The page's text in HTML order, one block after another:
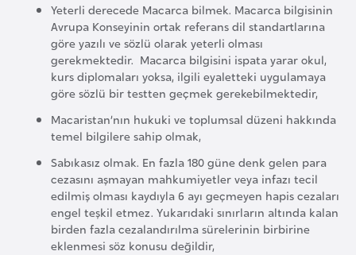
Yeterli derecede Macarca bilmek. Macarca bilgisinin
Avrupa Konseyinin ortak referans dil standartlarına
göre yazılı ve sözlü olarak yeterli olması
gerekmektedir. Macarca bilgisini ispata yarar okul,
kurs diplomaları yoksa, ilgili eyaletteki uygulamaya
göre sözlü bir testten geçmek gerekebilmektedir,
Macaristan’nın hukuki ve toplumsal düzeni hakkında
temel bilgilere sahip olmak,
Sabıkasız olmak. En fazla 180 güne denk gelen para
cezasını aşmayan mahkumiyetler veya infazı tecil
edilmiş olması kaydıyla 6 ayı geçmeyen hapis cezaları
engel teşkil etmez. Yukarıdaki sınırların altında kalan
birden fazla cezalandırılma sürelerinin birbirine
eklenmesi söz konusu değildir,